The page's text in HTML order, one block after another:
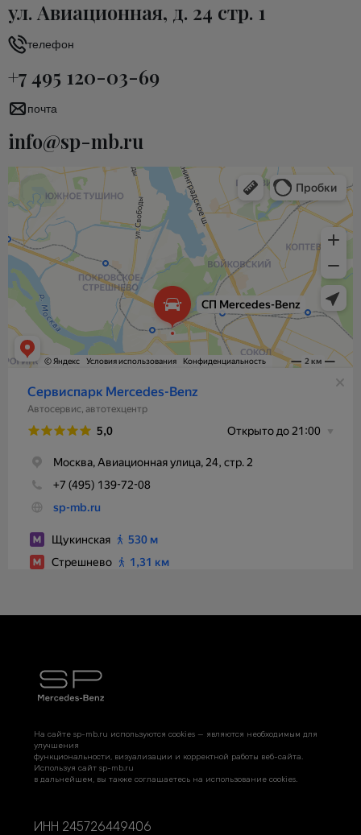
ул. Авиационная, д. 24 стр. 1
телефон
+7 495 120-03-69
почта
info@sp-mb.ru
На сайте sp-mb.ru используются cookies — являются необходимым для
улучшения
функциональности, визуализации и корректной работы веб-сайта.
Используя сайт sp-mb.ru
в дальнейшем, вы также соглашаетесь на использование cookies.
ИНН 245726449406